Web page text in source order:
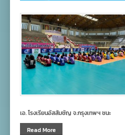
เอ. โรงเรียนอัสสัมชัญ จ.กรุงเทพฯ ชนะ
Read More